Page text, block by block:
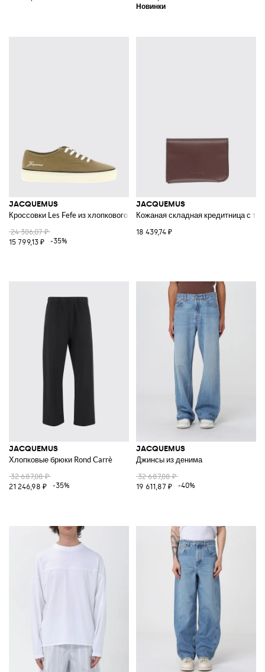
JACQUEMUS
Кроссовки Les Fefe из хлопкового канваса
24 306,07 ₽
15 799,13 ₽
-35%
JACQUEMUS
Кожаная складная кредитница с
18 439,74 ₽
JACQUEMUS
Хлопковые брюки Rond Carrè
32 687,08 ₽
21 246,98 ₽
-35%
JACQUEMUS
Джинсы из денима
32 687,08 ₽
19 611,87 ₽
-40%